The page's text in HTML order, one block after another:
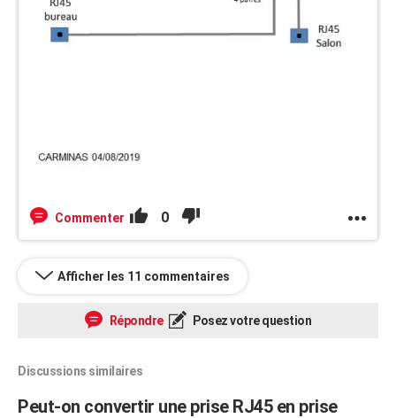
Commenter 0
Afficher les 11 commentaires
Répondre Posez votre question
Discussions similaires
Peut-on convertir une prise RJ45 en prise